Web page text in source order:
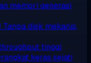
memori generasi
Tanpa disk mekanis,
tinggi
keras sejati